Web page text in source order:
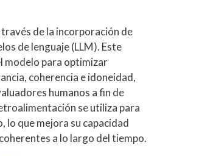
de la incorporación de
de lenguaje (LLM). Este
modelo para optimizar
coherencia e idoneidad,
humanos a fin de
se utiliza para
que mejora su capacidad
a lo largo del tiempo.